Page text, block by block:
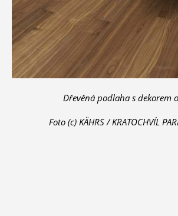
Dřevěná podlaha s dekorem
Foto (c) KÄHRS / KRATOCHVÍL